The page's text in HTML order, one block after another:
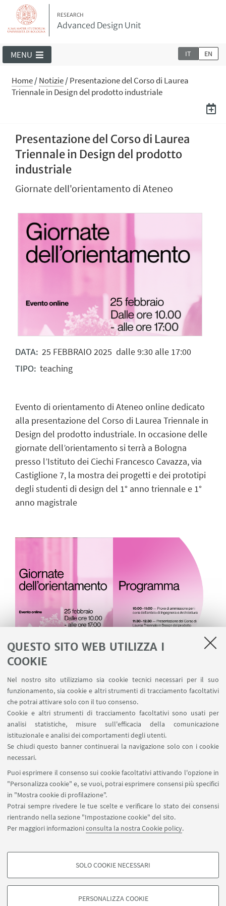
QUESTO SITO WEB UTILIZZA I
COOKIE
Nel nostro sito utilizziamo sia cookie tecnici necessari per il suo
funzionamento, sia cookie e altri strumenti di tracciamento facoltativi
che potrai attivare solo con il tuo consenso.
Cookie e altri strumenti di tracciamento facoltativi sono usati per
analisi statistiche, misure sull'efficacia della comunicazione
istituzionale e analisi dei comportamenti degli utenti.
Se chiudi questo banner continuerai la navigazione solo con i cookie
necessari.
Puoi esprimere il consenso sui cookie facoltativi attivando l'opzione in
"Personalizza cookie" e, se vuoi, potrai esprimere consensi più specifici
in "Mostra cookie di profilazione".
Potrai sempre rivedere le tue scelte e verificare lo stato dei consensi
rientrando nella sezione "Impostazione cookie" del sito.
Per maggiori informazioniconsulta la nostra Cookie policy.
COOKIE DI PROFILAZIONE - FACOLTATIVI
degli utenti, creare profili in base al loro comportamento sul sito, per analisi
SOLO COOKIE NECESSARI
PERSONALIZZA COOKIE
RESEARCH
Advanced Design Unit
IT EN
MENU
Home/Notizie/Presentazione del Corso di Laurea
Triennale in Design del prodotto industriale
Presentazione del Corso di Laurea
Triennale in Design del prodotto
industriale
Giornate dell'orientamento di Ateneo
DATA: 25 FEBBRAIO 2025 dalle 9:30 alle 17:00
TIPO: teaching
Evento di orientamento di Ateneo online dedicato
alla presentazione del Corso di Laurea Triennale in
Design del prodotto industriale. In occasione delle
giornate dell’orientamento si terrà a Bologna
presso l’Istituto dei Ciechi Francesco Cavazza, via
Castiglione 7, la mostra dei progetti e dei prototipi
degli studenti di design del 1° anno triennale e 1°
anno magistrale
IN EVIDENZA
Scopri di più
Seguici su: